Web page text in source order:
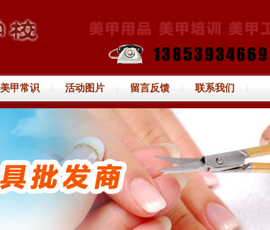
美甲常识 活动图片 留言反馈 联系我们